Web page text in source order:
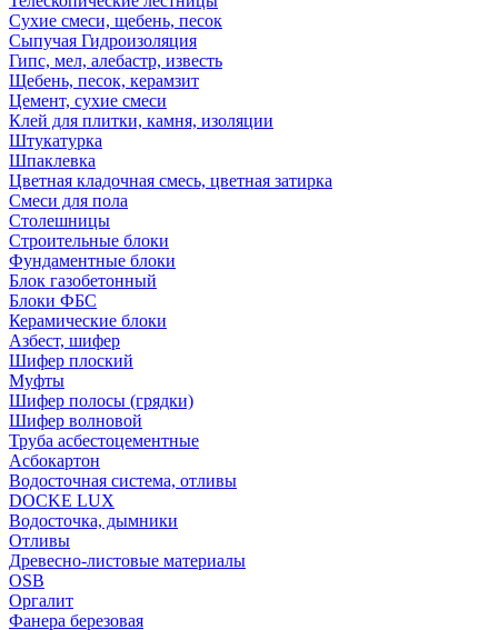
Сухие смеси, щебень, песок
Сыпучая Гидроизоляция
Гипс, мел, алебастр, известь
Щебень, песок, керамзит
Цемент, сухие смеси
Клей для плитки, камня, изоляции
Штукатурка
Шпаклевка
Цветная кладочная смесь, цветная затирка
Смеси для пола
Столешницы
Строительные блоки
Фундаментные блоки
Блок газобетонный
Блоки ФБС
Керамические блоки
Азбест, шифер
Шифер плоский
Муфты
Шифер полосы (грядки)
Шифер волновой
Труба асбестоцементные
Асбокартон
Водосточная система, отливы
DOCKE LUX
Водосточка, дымники
Отливы
Древесно-листовые материалы
OSB
Оргалит
Фанера березовая